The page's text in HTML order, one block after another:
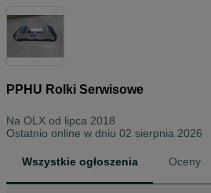
PPHU Rolki Serwisowe
Na OLX od lipca 2018
Ostatnio online w dniu 02 sierpnia 2026
Wszystkie ogłoszenia Oceny